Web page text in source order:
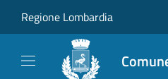
Regione Lombardia